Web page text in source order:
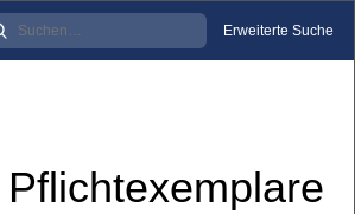
Erweiterte Suche